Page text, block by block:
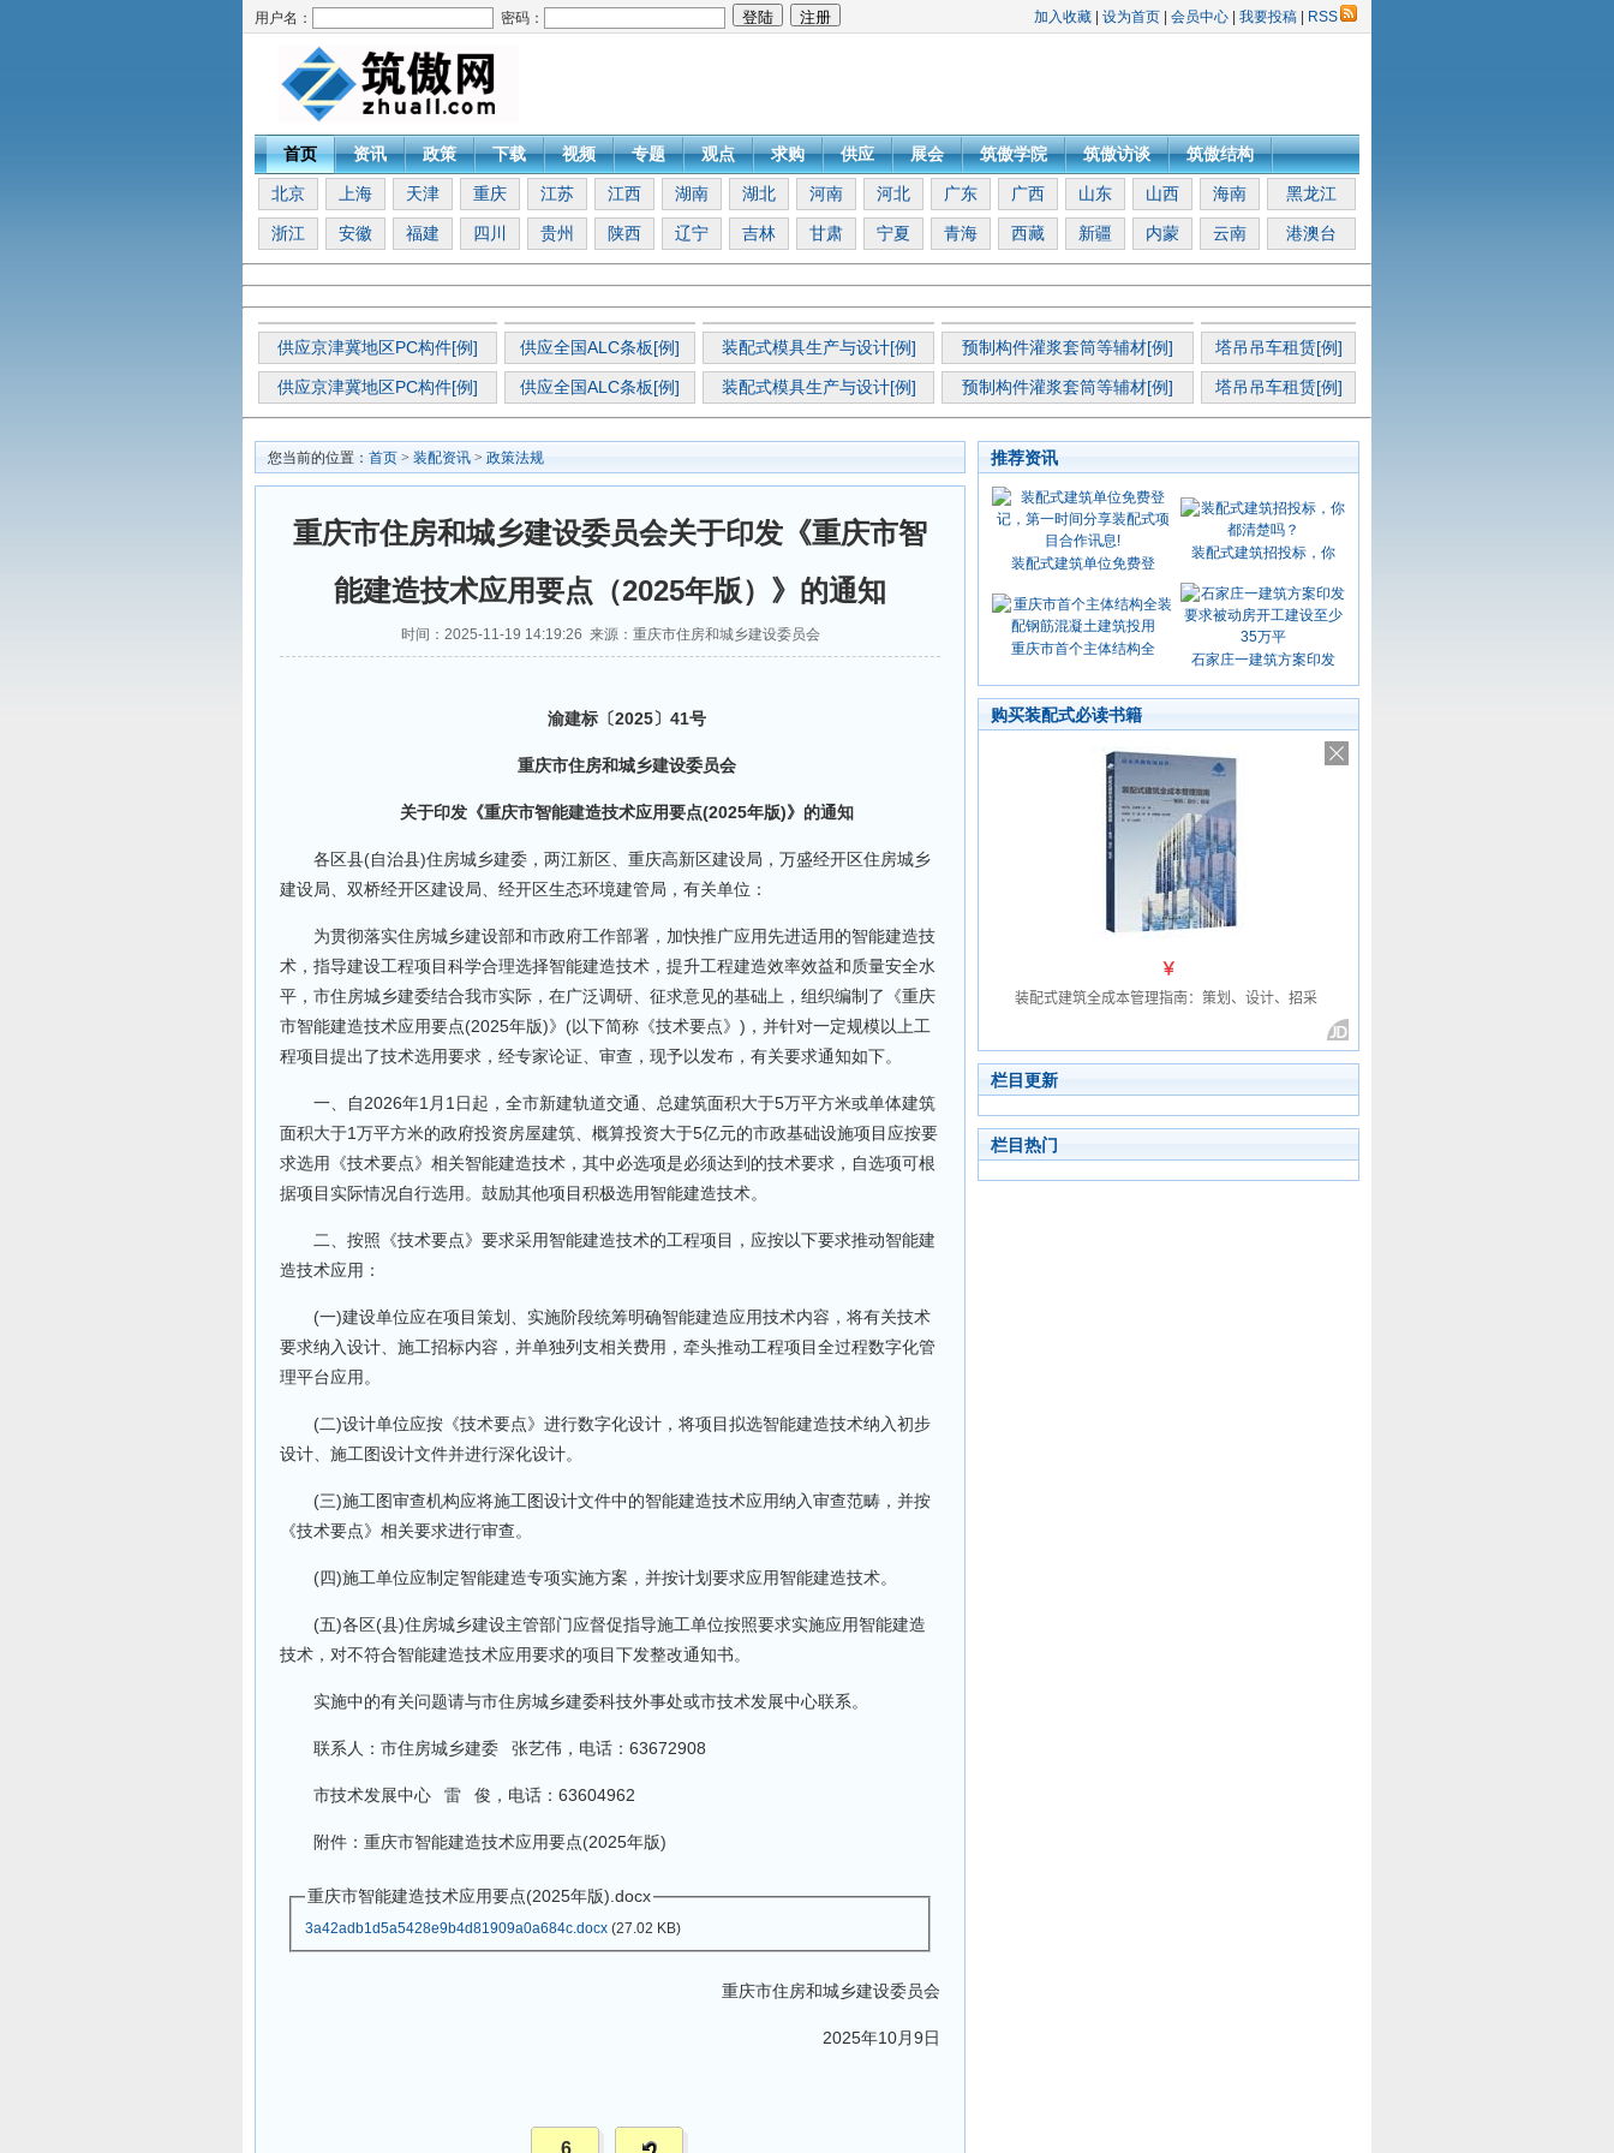
用户名： 密码： 加入收藏 设为首页 会员中心 我要投稿 RSS
首页 资讯 政策 下载 视频 专题 观点 求购 供应 展会 筑傲学院 筑傲访谈 筑傲结构
北京 上海 天津 重庆 江苏 江西 湖南 湖北 河南 河北 广东 广西 山东 山西 海南 黑龙江
浙江 安徽 福建 四川 贵州 陕西 辽宁 吉林 甘肃 宁夏 青海 西藏 新疆 内蒙 云南 港澳台
供应京津冀地区PC构件[例] 供应全国ALC条板[例] 装配式模具生产与设计[例] 预制构件灌浆套筒等辅材[例] 塔吊吊车租赁[例]
供应京津冀地区PC构件[例] 供应全国ALC条板[例] 装配式模具生产与设计[例] 预制构件灌浆套筒等辅材[例] 塔吊吊车租赁[例]
您当前的位置： 首页 > 装配资讯 > 政策法规
重庆市住房和城乡建设委员会关于印发《重庆市智
能建造技术应用要点（2025年版）》的通知
时间：2025-11-19 14:19:26 来源：重庆市住房和城乡建设委员会
渝建标〔2025〕41号
重庆市住房和城乡建设委员会
关于印发《重庆市智能建造技术应用要点(2025年版)》的通知
各区县(自治县)住房城乡建委，两江新区、重庆高新区建设局，万盛经开区住房城乡
建设局、双桥经开区建设局、经开区生态环境建管局，有关单位：
为贯彻落实住房城乡建设部和市政府工作部署，加快推广应用先进适用的智能建造技
术，指导建设工程项目科学合理选择智能建造技术，提升工程建造效率效益和质量安全水
平，市住房城乡建委结合我市实际，在广泛调研、征求意见的基础上，组织编制了《重庆
市智能建造技术应用要点(2025年版)》(以下简称《技术要点》)，并针对一定规模以上工
程项目提出了技术选用要求，经专家论证、审查，现予以发布，有关要求通知如下。
一、自2026年1月1日起，全市新建轨道交通、总建筑面积大于5万平方米或单体建筑
面积大于1万平方米的政府投资房屋建筑、概算投资大于5亿元的市政基础设施项目应按要
求选用《技术要点》相关智能建造技术，其中必选项是必须达到的技术要求，自选项可根
据项目实际情况自行选用。鼓励其他项目积极选用智能建造技术。
二、按照《技术要点》要求采用智能建造技术的工程项目，应按以下要求推动智能建
造技术应用：
(一)建设单位应在项目策划、实施阶段统筹明确智能建造应用技术内容，将有关技术
要求纳入设计、施工招标内容，并单独列支相关费用，牵头推动工程项目全过程数字化管
理平台应用。
(二)设计单位应按《技术要点》进行数字化设计，将项目拟选智能建造技术纳入初步
设计、施工图设计文件并进行深化设计。
(三)施工图审查机构应将施工图设计文件中的智能建造技术应用纳入审查范畴，并按
《技术要点》相关要求进行审查。
(四)施工单位应制定智能建造专项实施方案，并按计划要求应用智能建造技术。
(五)各区(县)住房城乡建设主管部门应督促指导施工单位按照要求实施应用智能建造
技术，对不符合智能建造技术应用要求的项目下发整改通知书。
实施中的有关问题请与市住房城乡建委科技外事处或市技术发展中心联系。
联系人：市住房城乡建委 张艺伟，电话：63672908
市技术发展中心 雷 俊，电话：63604962
附件：重庆市智能建造技术应用要点(2025年版)
重庆市智能建造技术应用要点(2025年版).docx
3a42adb1d5a5428e9b4d81909a0a684c.docx(27.02 KB)
重庆市住房和城乡建设委员会
2025年10月9日
6
推荐资讯
装配式建筑单位免费登
装配式建筑招投标，你
重庆市首个主体结构全
石家庄一建筑方案印发
购买装配式必读书籍
栏目更新
栏目热门